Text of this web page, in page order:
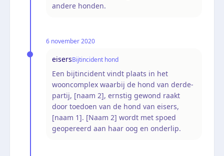
andere honden.
6 november 2020
eisersBijtincident hond
Een bijtincident vindt plaats in het
wooncomplex waarbij de hond van derde-
partij, [naam 2], ernstig gewond raakt
door toedoen van de hond van eisers,
[naam 1]. [Naam 2] wordt met spoed
geopereerd aan haar oog en onderlip.